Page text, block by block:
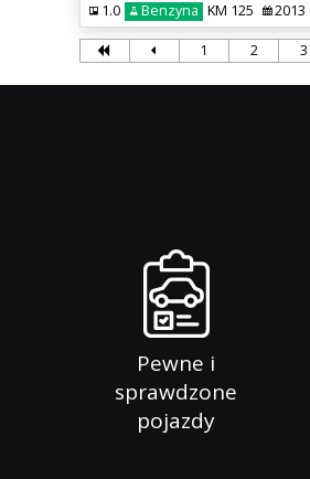
1.0 Benzyna KM 125 2013
1 2 3
Pewne i
sprawdzone
pojazdy